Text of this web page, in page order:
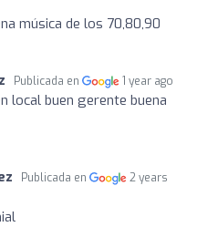
música de los 70,80,90
Publicada en 1 year ago
local buen gerente buena
Publicada en
2 years